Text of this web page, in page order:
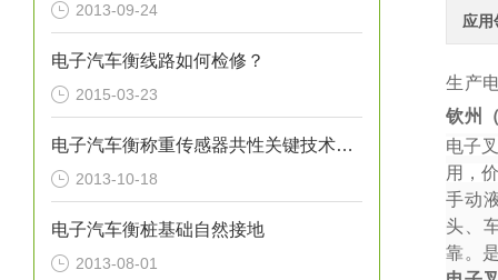
2013-09-24
电子汽车衡线路如何检修？
2015-03-23
电子汽车衡称重传感器共性关键技术与工艺研究
2013-10-18
电子汽车衡桩基础自然接地
2013-08-01
应用
生产
钦州
电子
用，
手动
头、
靠。